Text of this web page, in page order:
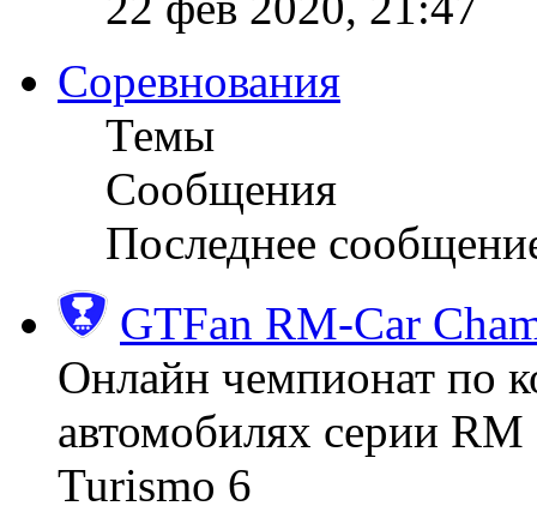
Соревнования
Темы
Сообщения
Последнее
GTFan RM-Car
Онлайн чемпионат по
автомобилях серии
Turismo 6